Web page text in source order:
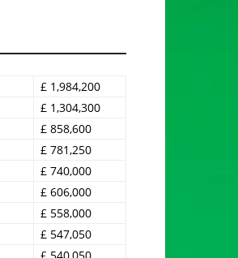
£ 1,984,200
£ 1,304,300
£ 858,600
£ 781,250
£ 740,000
£ 606,000
£ 558,000
£ 547,050